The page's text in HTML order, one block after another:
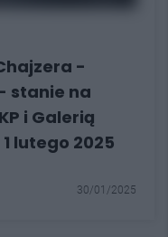
-
stanie na
i Galerią
lutego 2025
30/01/2025